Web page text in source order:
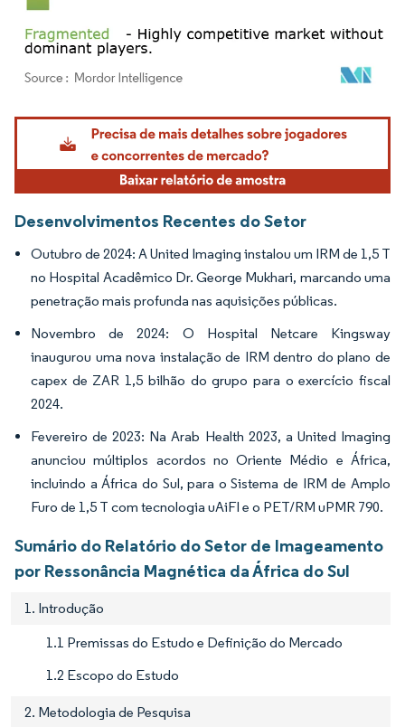
Imagem © Mordor Intelligence. O reuso requer atribuição conforme CC BY 4.0.
Desenvolvimentos Recentes do Setor
Outubro de 2024: A United Imaging instalou um IRM de 1,5 T
no Hospital Acadêmico Dr. George Mukhari, marcando uma
penetração mais profunda nas aquisições públicas.
Novembro de 2024: O Hospital Netcare Kingsway
inaugurou uma nova instalação de IRM dentro do plano de
capex de ZAR 1,5 bilhão do grupo para o exercício fiscal
2024.
Fevereiro de 2023: Na Arab Health 2023, a United Imaging
anunciou múltiplos acordos no Oriente Médio e África,
incluindo a África do Sul, para o Sistema de IRM de Amplo
Furo de 1,5 T com tecnologia uAiFI e o PET/RM uPMR 790.
Sumário do Relatório do Setor de Imageamento
por Ressonância Magnética da África do Sul
1. Introdução
1.1 Premissas do Estudo e Definição do Mercado
1.2 Escopo do Estudo
2. Metodologia de Pesquisa